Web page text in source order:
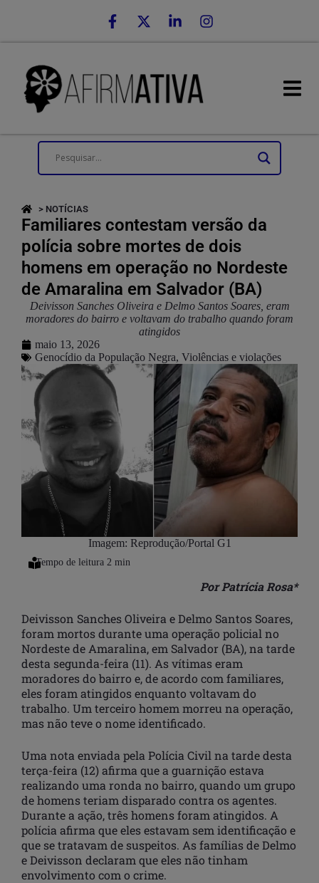
> NOTÍCIAS
Familiares contestam versão da
polícia sobre mortes de dois
homens em operação no Nordeste
de Amaralina em Salvador (BA)
Deivisson Sanches Oliveira e Delmo Santos Soares, eram
moradores do bairro e voltavam do trabalho quando foram
atingidos
maio 13, 2026
Genocídio da População Negra, Violências e violações
Imagem: Reprodução/Portal G1
Por Patrícia Rosa*
Deivisson Sanches Oliveira e Delmo Santos Soares,
foram mortos durante uma operação policial no
Nordeste de Amaralina, em Salvador (BA), na tarde
desta segunda-feira (11). As vítimas eram
moradores do bairro e, de acordo com familiares,
eles foram atingidos enquanto voltavam do
trabalho. Um terceiro homem morreu na operação,
mas não teve o nome identificado.
Uma nota enviada pela Polícia Civil na tarde desta
terça-feira (12) afirma que a guarnição estava
realizando uma ronda no bairro, quando um grupo
de homens teriam disparado contra os agentes.
Durante a ação, três homens foram atingidos. A
polícia afirma que eles estavam sem identificação e
que se tratavam de suspeitos. As famílias de Delmo
e Deivisson declaram que eles não tinham
envolvimento com o crime.